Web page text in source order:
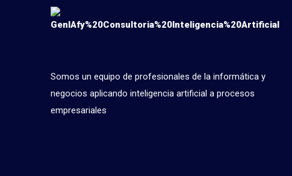
Somos un equipo de profesionales de la informática y
negocios aplicando inteligencia artificial a procesos
empresariales